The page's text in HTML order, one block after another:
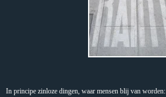
In principe zinloze dingen, waar mensen blij van worden: